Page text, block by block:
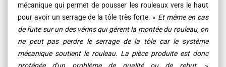
mécanique qui permet de pousser les rouleaux vers le haut
pour avoir un serrage de la tôle très forte. « Et même en cas
de fuite sur un des vérins qui gérent la montée du rouleau, on
ne peut pas perdre le serrage de la tôle car le système
mécanique soutient le rouleau. La pièce produite est donc
protégée d'un problème de qualité ou de rebut.
»